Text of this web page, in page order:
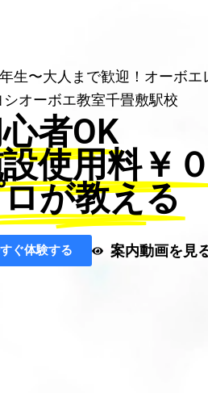
生〜大人まで歓迎！オーボ
シオーボエ教室千畳敷駅校
者OK
使用料￥０
が教える
ぐ体験する 案内動画を見